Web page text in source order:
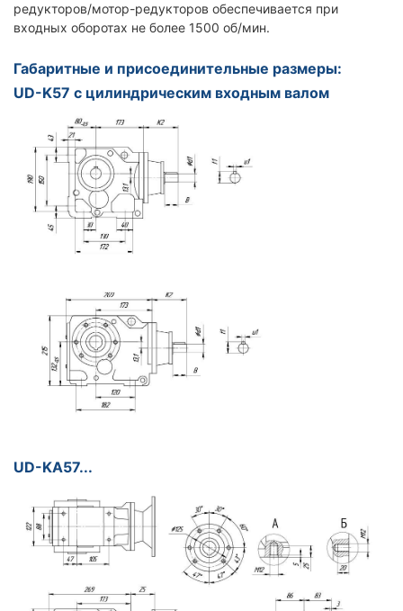
редукторов/мотор-редукторов обеспечивается при
входных оборотах не более 1500 об/мин.
Габаритные и присоединительные размеры:
UD-K57 с цилиндрическим входным валом
UD-KA57...